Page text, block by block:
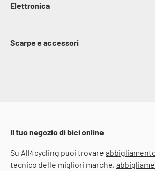
Elettronica
Scarpe e accessori
Il tuo negozio di bici online
Su All4cycling puoi trovare
tecnico delle migliori marche,